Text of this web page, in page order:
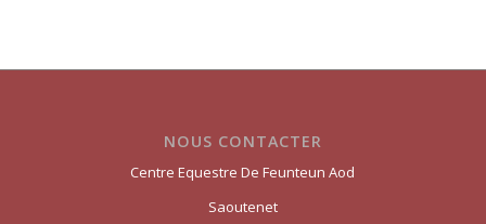
NOUS CONTACTER
Centre Equestre De Feunteun Aod
Saoutenet